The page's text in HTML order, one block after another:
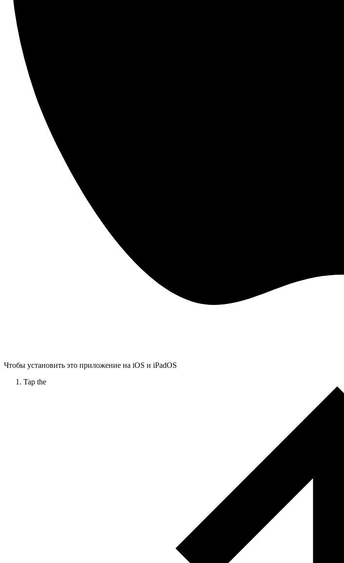
Чтобы установить это приложение на iOS и iPadOS
Tap the